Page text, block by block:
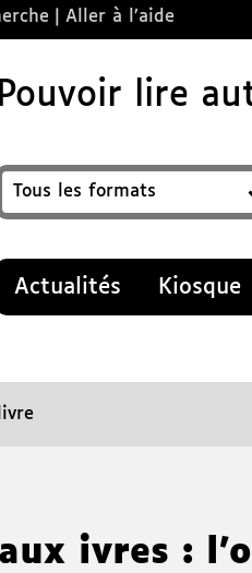
Aller à l’aide
Pouvoir lire
un titre, auteur,
Actualités Kiosque
ivres :